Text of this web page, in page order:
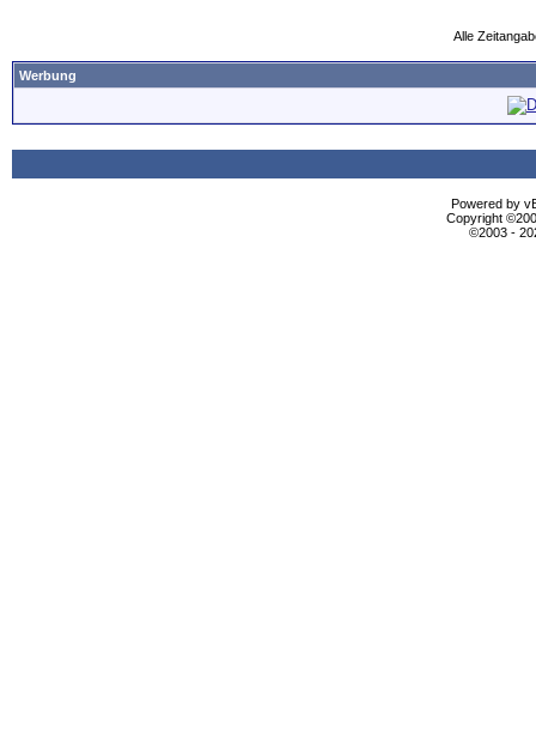
Alle
Werbung
Powered by
Copyright
©2003 -